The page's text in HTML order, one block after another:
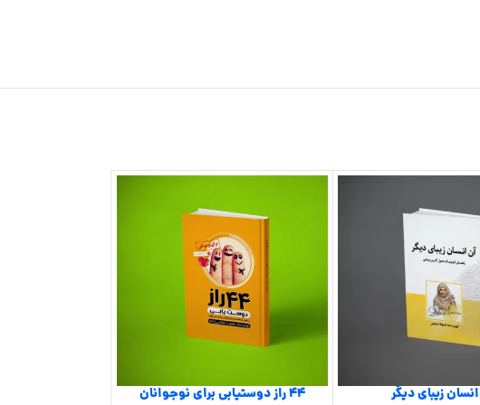
زیبای دیگر 44 راز دوستیابی برای نوجوانان